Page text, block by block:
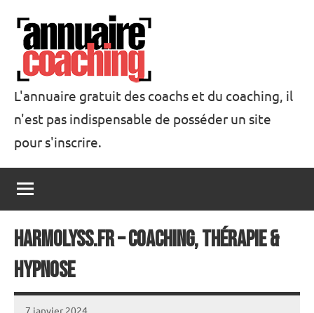
contenu
Annuaire
Coaching
L'annuaire gratuit des coachs et du coaching, il
n'est pas indispensable de posséder un site
pour s'inscrire.
Harmolyss.fr – Coaching, Thérapie &
Hypnose
7 janvier 2024